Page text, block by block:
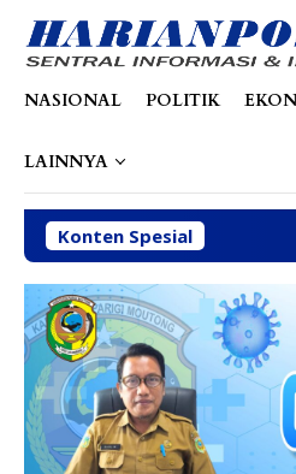
NASIONAL POLITIK
LAINNYA
Konten Spesial